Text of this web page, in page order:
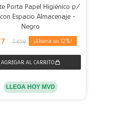
Porta Papel Higiénico p/
Espacio Almacenaje -
Negro
$ 659 12
LLEGA HOY MVD